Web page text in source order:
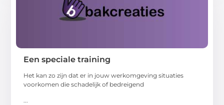
Een speciale training
Het kan zo zijn dat er in jouw werkomgeving situaties
voorkomen die schadelijk of bedreigend
...